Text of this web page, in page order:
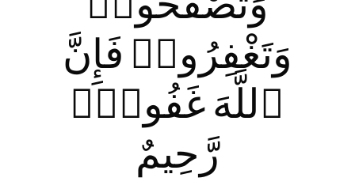
وَتَغْفِرُوا۟ فَإِنَّ
ٱللَّهَ غَفُورٌۭ
رَّحِيمٌ